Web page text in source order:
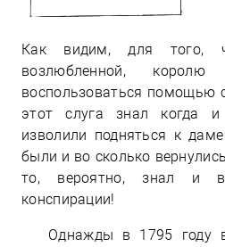
Как видим, для того,
возлюбленной,
воспользоваться помощью
этот слуга знал когда
изволили подняться к
были и во сколько
то, вероятно, знал и
конспирации!
Однажды в 1795 году в